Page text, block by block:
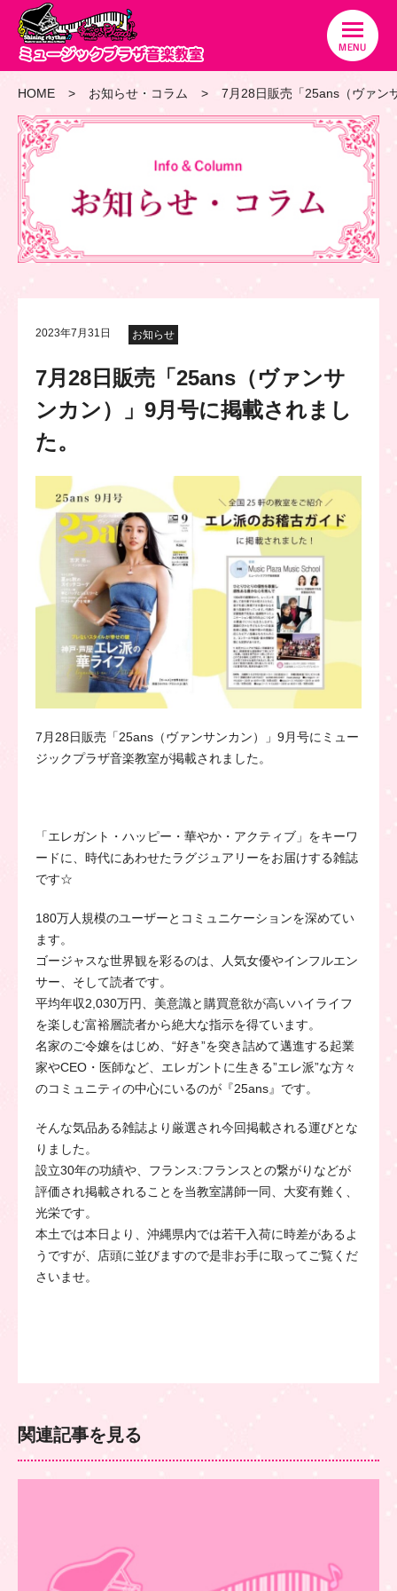
HOME お知らせ・コラム 7月28日販売「25ans（ヴァン
2023年7月31日 お知らせ
7月28日販売「25ans（ヴァンサ
ンカン）」9月号に掲載されまし
た。
7月28日販売「25ans（ヴァンサンカン）」9月号にミュー
ジックプラザ音楽教室が掲載されました。
「エレガント・ハッピー・華やか・アクティブ」をキーワ
ードに、時代にあわせたラグジュアリーをお届けする雑誌
です☆
180万人規模のユーザーとコミュニケーションを深めてい
ます。
ゴージャスな世界観を彩るのは、人気女優やインフルエン
サー、そして読者です。
平均年収2,030万円、美意識と購買意欲が高いハイライフ
を楽しむ富裕層読者から絶大な指示を得ています。
名家のご令嬢をはじめ、“好き”を突き詰めて邁進する起業
家やCEO・医師など、エレガントに生きる”エレ派”な方々
のコミュニティの中心にいるのが『25ans』です。
そんな気品ある雑誌より厳選され今回掲載される運びとな
りました。
設立30年の功績や、フランス:フランスとの繋がりなどが
評価され掲載されることを当教室講師一同、大変有難く、
光栄です。
本土では本日より、沖縄県内では若干入荷に時差があるよ
うですが、店頭に並びますので是非お手に取ってご覧くだ
さいませ。
関連記事を見る